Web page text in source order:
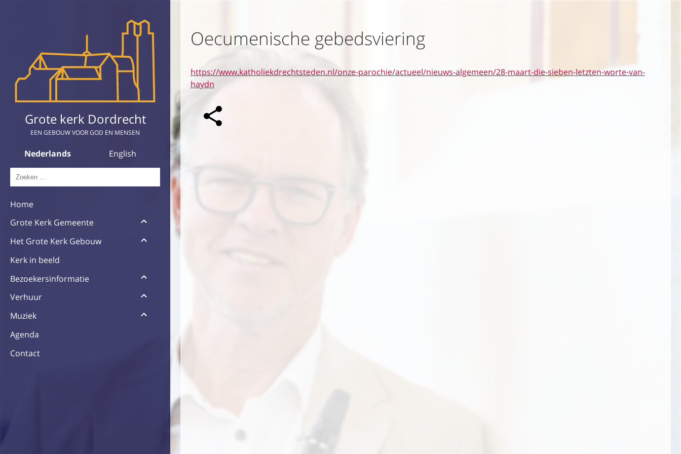
Grote kerk Dordrecht
EEN GEBOUW VOOR GOD EN MENSEN
Nederlands English
ZOEKEN
Home
Grote Kerk Gemeente
SUBMENU
Het Grote Kerk Gebouw SUBMENU
Kerk in beeld
Bezoekersinformatie
SUBMENU
Verhuur SUBMENU
Muziek SUBMENU
Agenda
Contact
Oecumenische gebedsviering
https://www.katholiekdrechtsteden.nl/onze-parochie/actueel/nieuws-algemeen/28-maart-die-sieben-letzten-worte-van-
haydn